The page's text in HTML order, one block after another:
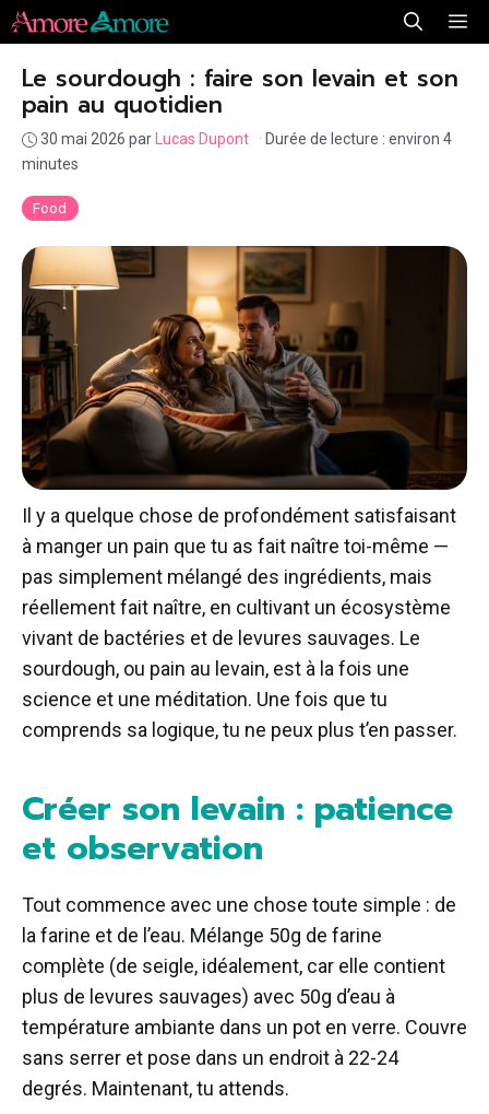
Aller
au
contenu
Food
Le sourdough : faire son levain et son
pain au quotidien
30 mai 2026 par Lucas Dupont · Durée de lecture : environ 4
minutes
Il y a quelque chose de profondément satisfaisant
à manger un pain que tu as fait naître toi-même —
pas simplement mélangé des ingrédients, mais
réellement fait naître, en cultivant un écosystème
vivant de bactéries et de levures sauvages. Le
sourdough, ou pain au levain, est à la fois une
science et une méditation. Une fois que tu
comprends sa logique, tu ne peux plus t’en passer.
Créer son levain : patience
et observation
Tout commence avec une chose toute simple : de
la farine et de l’eau. Mélange 50g de farine
complète (de seigle, idéalement, car elle contient
plus de levures sauvages) avec 50g d’eau à
température ambiante dans un pot en verre. Couvre
sans serrer et pose dans un endroit à 22-24
degrés. Maintenant, tu attends.